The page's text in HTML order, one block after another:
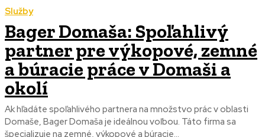
Služby
Bager Domaša: Spoľahlivý
partner pre výkopové, zemné
a búracie práce v Domaši a
okolí
Ak hľadáte spoľahlivého partnera na množstvo prác v oblasti
Domaše, Bager Domaša je ideálnou voľbou. Táto firma sa
špecializuje na zemné, výkopové a búracie...